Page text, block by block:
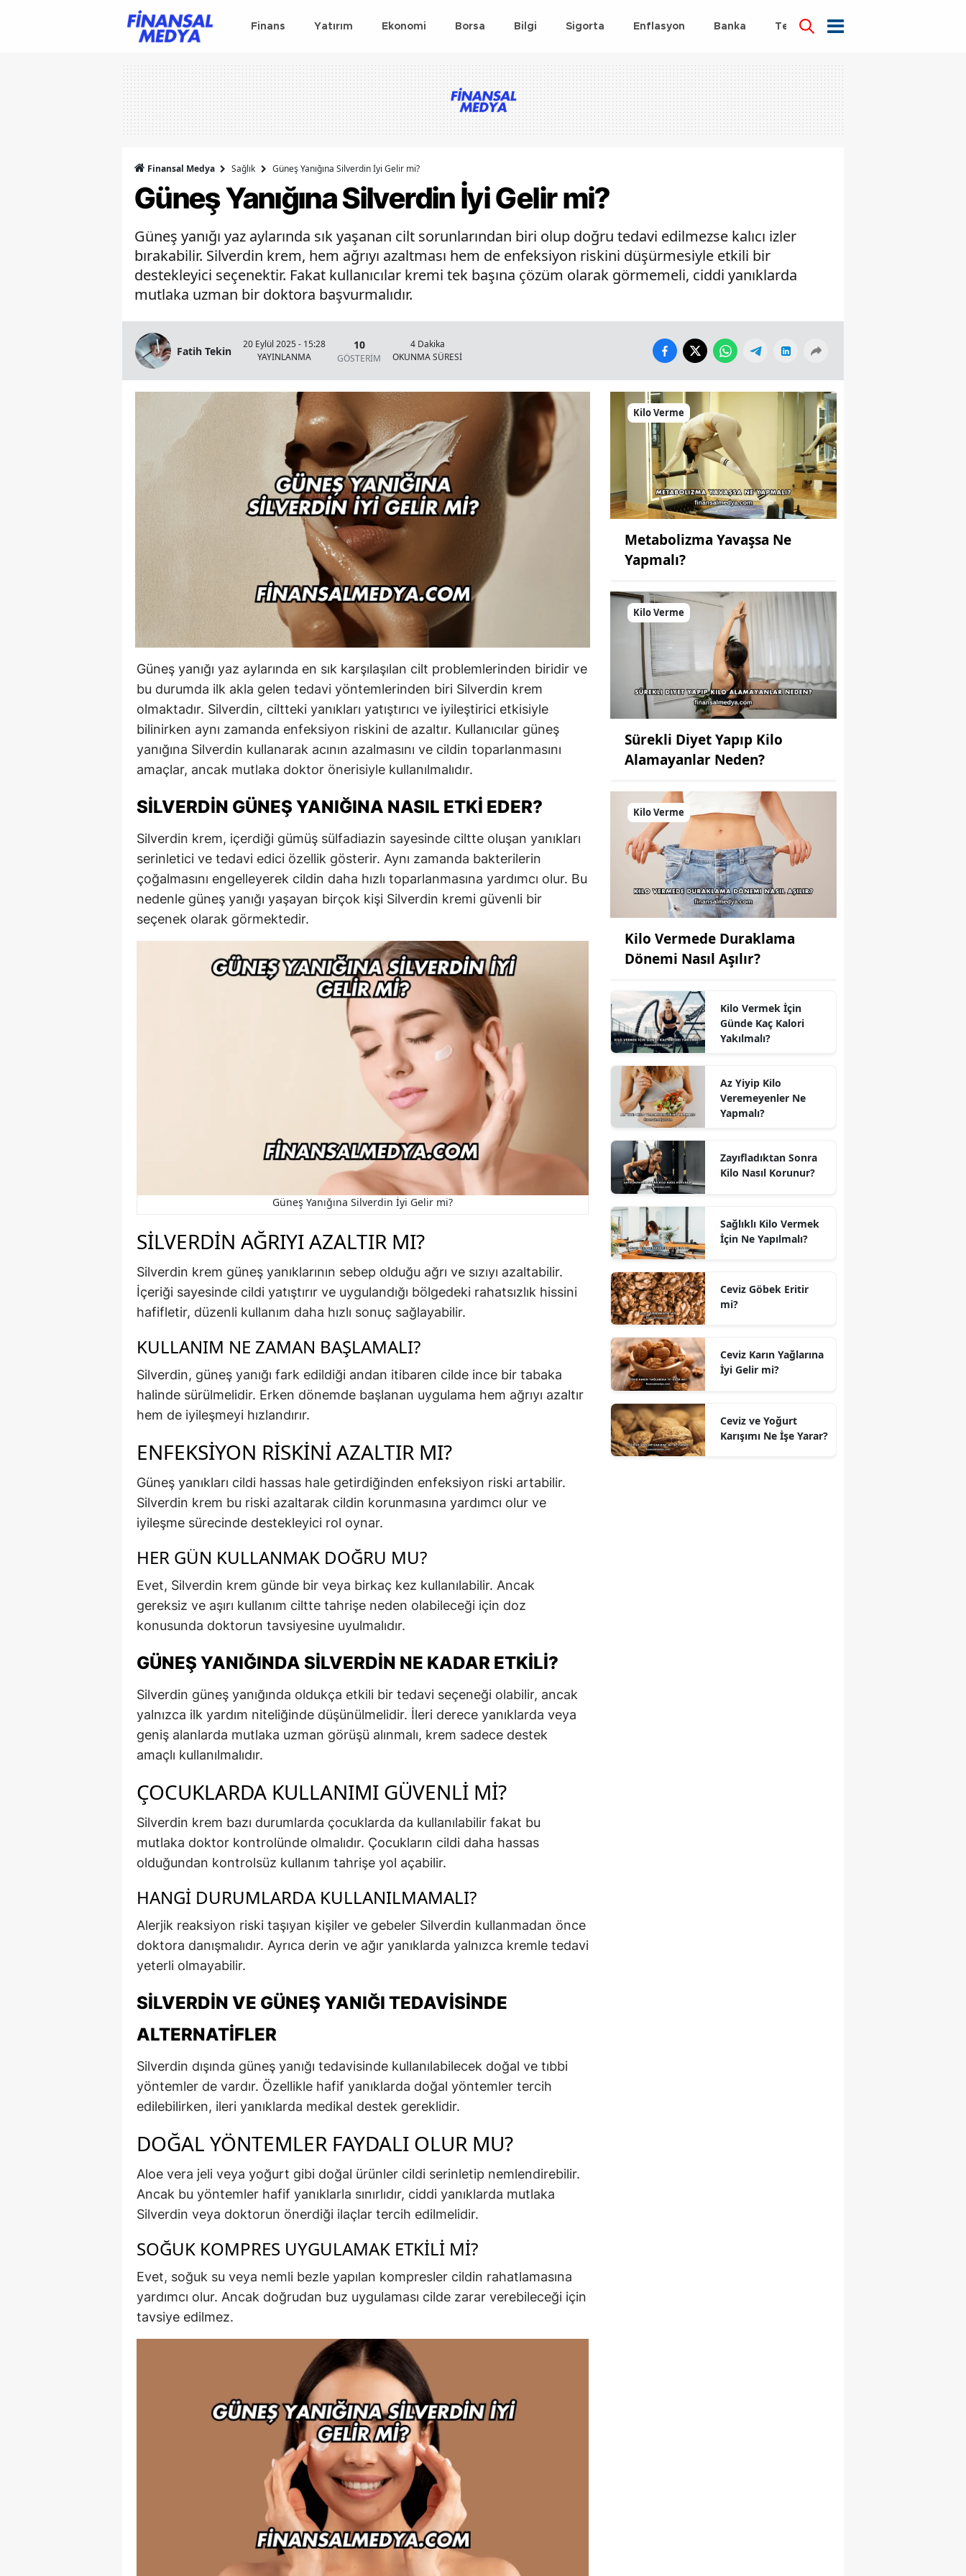
Finans Yatırım Ekonomi Borsa Bilgi Sigorta Enflasyon Banka Teknoloji
Finansal Medya Sağlık Güneş Yanığına Silverdin İyi Gelir mi?
Güneş Yanığına Silverdin İyi Gelir mi?
Güneş yanığı yaz aylarında sık yaşanan cilt sorunlarından biri olup doğru tedavi edilmezse kalıcı izler
bırakabilir. Silverdin krem, hem ağrıyı azaltması hem de enfeksiyon riskini düşürmesiyle etkili bir
destekleyici seçenektir. Fakat kullanıcılar kremi tek başına çözüm olarak görmemeli, ciddi yanıklarda
mutlaka uzman bir doktora başvurmalıdır.
Fatih Tekin
20 Eylül 2025 - 15:28
YAYINLANMA
10
GÖSTERİM
4 Dakika
OKUNMA SÜRESİ
Güneş yanığı yaz aylarında en sık karşılaşılan cilt problemlerinden biridir ve
bu durumda ilk akla gelen tedavi yöntemlerinden biri Silverdin krem
olmaktadır. Silverdin, ciltteki yanıkları yatıştırıcı ve iyileştirici etkisiyle
bilinirken aynı zamanda enfeksiyon riskini de azaltır. Kullanıcılar güneş
yanığına Silverdin kullanarak acının azalmasını ve cildin toparlanmasını
amaçlar, ancak mutlaka doktor önerisiyle kullanılmalıdır.
SILVERDIN GÜNEŞ YANIĞINA NASIL ETKI EDER?
Silverdin krem, içerdiği gümüş sülfadiazin sayesinde ciltte oluşan yanıkları
serinletici ve tedavi edici özellik gösterir. Aynı zamanda bakterilerin
çoğalmasını engelleyerek cildin daha hızlı toparlanmasına yardımcı olur. Bu
nedenle güneş yanığı yaşayan birçok kişi Silverdin kremi güvenli bir
seçenek olarak görmektedir.
Güneş Yanığına Silverdin İyi Gelir mi?
SILVERDIN AĞRIYI AZALTIR MI?
Silverdin krem güneş yanıklarının sebep olduğu ağrı ve sızıyı azaltabilir.
İçeriği sayesinde cildi yatıştırır ve uygulandığı bölgedeki rahatsızlık hissini
hafifletir, düzenli kullanım daha hızlı sonuç sağlayabilir.
KULLANIM NE ZAMAN BAŞLAMALI?
Silverdin, güneş yanığı fark edildiği andan itibaren cilde ince bir tabaka
halinde sürülmelidir. Erken dönemde başlanan uygulama hem ağrıyı azaltır
hem de iyileşmeyi hızlandırır.
ENFEKSIYON RISKINI AZALTIR MI?
Güneş yanıkları cildi hassas hale getirdiğinden enfeksiyon riski artabilir.
Silverdin krem bu riski azaltarak cildin korunmasına yardımcı olur ve
iyileşme sürecinde destekleyici rol oynar.
HER GÜN KULLANMAK DOĞRU MU?
Evet, Silverdin krem günde bir veya birkaç kez kullanılabilir. Ancak
gereksiz ve aşırı kullanım ciltte tahrişe neden olabileceği için doz
konusunda doktorun tavsiyesine uyulmalıdır.
GÜNEŞ YANIĞINDA SILVERDIN NE KADAR ETKILI?
Silverdin güneş yanığında oldukça etkili bir tedavi seçeneği olabilir, ancak
yalnızca ilk yardım niteliğinde düşünülmelidir. İleri derece yanıklarda veya
geniş alanlarda mutlaka uzman görüşü alınmalı, krem sadece destek
amaçlı kullanılmalıdır.
ÇOCUKLARDA KULLANIMI GÜVENLI MI?
Silverdin krem bazı durumlarda çocuklarda da kullanılabilir fakat bu
mutlaka doktor kontrolünde olmalıdır. Çocukların cildi daha hassas
olduğundan kontrolsüz kullanım tahrişe yol açabilir.
HANGI DURUMLARDA KULLANILMAMALI?
Alerjik reaksiyon riski taşıyan kişiler ve gebeler Silverdin kullanmadan önce
doktora danışmalıdır. Ayrıca derin ve ağır yanıklarda yalnızca kremle tedavi
yeterli olmayabilir.
SILVERDIN VE GÜNEŞ YANIĞI TEDAVISINDE
ALTERNATIFLER
Silverdin dışında güneş yanığı tedavisinde kullanılabilecek doğal ve tıbbi
yöntemler de vardır. Özellikle hafif yanıklarda doğal yöntemler tercih
edilebilirken, ileri yanıklarda medikal destek gereklidir.
DOĞAL YÖNTEMLER FAYDALI OLUR MU?
Aloe vera jeli veya yoğurt gibi doğal ürünler cildi serinletip nemlendirebilir.
Ancak bu yöntemler hafif yanıklarla sınırlıdır, ciddi yanıklarda mutlaka
Silverdin veya doktorun önerdiği ilaçlar tercih edilmelidir.
SOĞUK KOMPRES UYGULAMAK ETKILI MI?
Evet, soğuk su veya nemli bezle yapılan kompresler cildin rahatlamasına
yardımcı olur. Ancak doğrudan buz uygulaması cilde zarar verebileceği için
tavsiye edilmez.
Kilo Verme
Metabolizma Yavaşsa Ne
Yapmalı?
Kilo Verme
Sürekli Diyet Yapıp Kilo
Alamayanlar Neden?
Kilo Verme
Kilo Vermede Duraklama
Dönemi Nasıl Aşılır?
Kilo Vermek İçin
Günde Kaç Kalori
Yakılmalı?
Az Yiyip Kilo
Veremeyenler Ne
Yapmalı?
Zayıfladıktan Sonra
Kilo Nasıl Korunur?
Sağlıklı Kilo Vermek
İçin Ne Yapılmalı?
Ceviz Göbek Eritir
mi?
Ceviz Karın Yağlarına
İyi Gelir mi?
Ceviz ve Yoğurt
Karışımı Ne İşe Yarar?